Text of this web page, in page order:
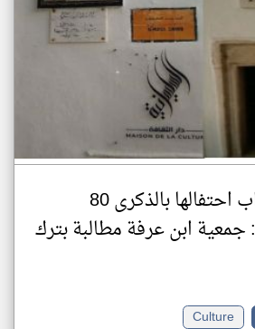
على أبواب احتفالها بالذكرى 80
جمعية ابن عرفة مطالبة بترك
Culture